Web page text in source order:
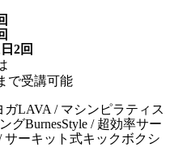
2回
で受講可能
LAVA / マシンピラティス
グBurnesStyle / 超効率サー
ーキット式キックボクシ